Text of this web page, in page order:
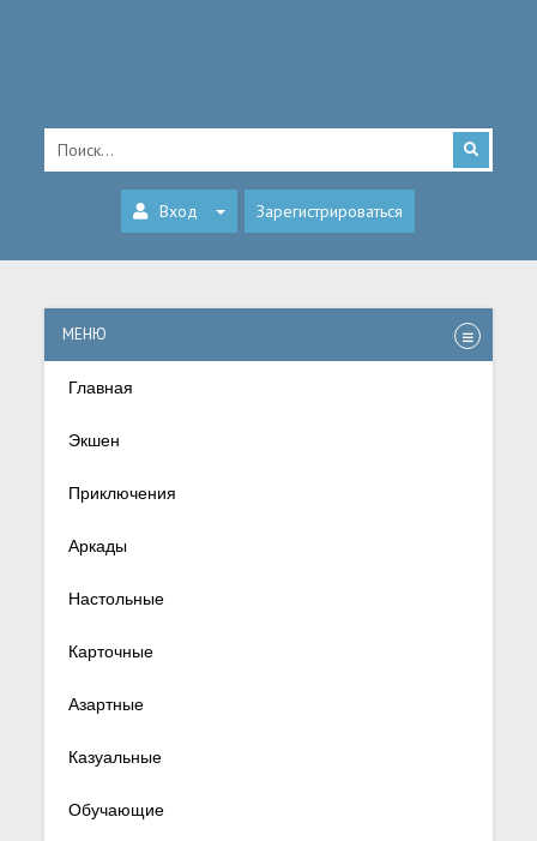
Вход Зарегистрироваться
МЕНЮ
Главная
Экшен
Приключения
Аркады
Настольные
Карточные
Азартные
Казуальные
Обучающие